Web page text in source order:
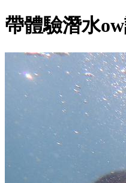
帶體驗潛水